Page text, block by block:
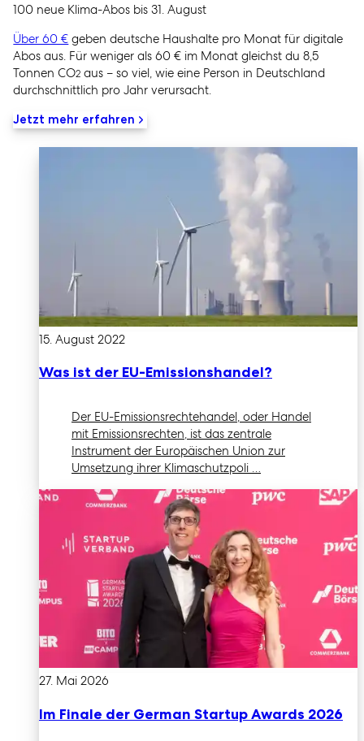
100 neue Klima-Abos bis 31. August
Über 60 € geben deutsche Haushalte pro Monat für digitale
Abos aus. Für weniger als 60 € im Monat gleichst du 8,5
Tonnen CO2 aus – so viel, wie eine Person in Deutschland
durchschnittlich pro Jahr verursacht.
Jetzt mehr erfahren
15. August 2022
Was ist der EU-Emissionshandel?
Der EU-Emissionsrechtehandel, oder Handel
mit Emissionsrechten, ist das zentrale
Instrument der Europäischen Union zur
Umsetzung ihrer Klimaschutzpoli …
27. Mai 2026
Im Finale der German Startup Awards 2026